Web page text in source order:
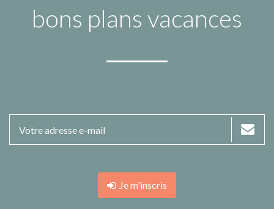
bons plans vacances
Je m'inscris